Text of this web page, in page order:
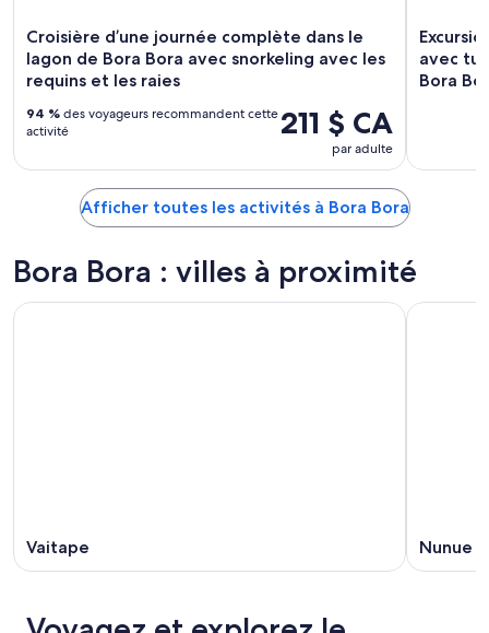
Croisière d’une journée complète dans le
lagon de Bora Bora avec snorkeling avec les
requins et les raies
211 $ CA
par adulte
94 % des voyageurs recommandent cette
activité
avec
Bora
Afficher toutes les activités à Bora Bora
Bora Bora : villes à proximité
Vaitape Nunue